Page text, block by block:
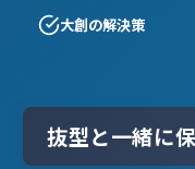
大創の解決策
抜型と一緒に